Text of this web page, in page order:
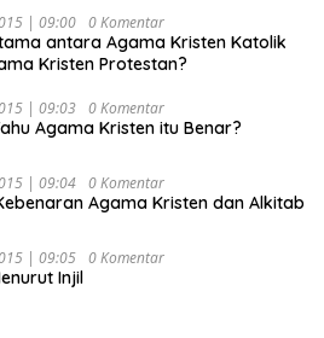
| 09:00 0 Komentar
antara Agama Kristen Katolik
Kristen Protestan?
| 09:03 0 Komentar
Agama Kristen itu Benar?
| 09:04 0 Komentar
Agama Kristen dan Alkitab
| 09:05 0 Komentar
Injil